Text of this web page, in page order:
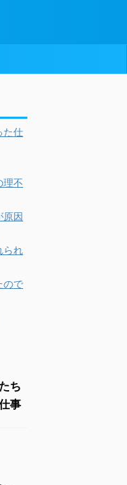
た仕
理不
原因
られ
ので
ち
事